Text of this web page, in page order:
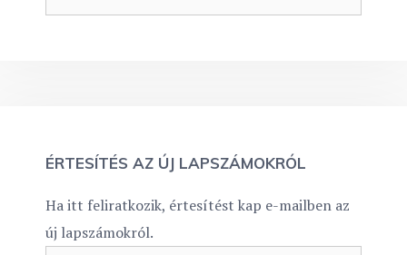
ÉRTESÍTÉS AZ ÚJ LAPSZÁMOKRÓL
Ha itt feliratkozik, értesítést kap e-mailben az
új lapszámokról.